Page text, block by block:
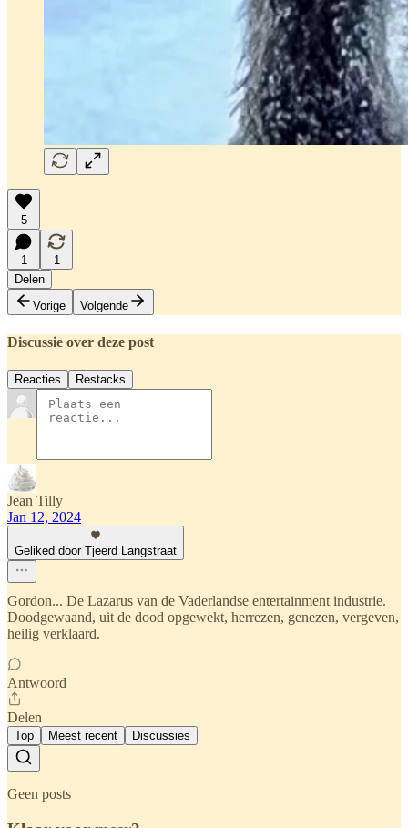
5
1
1
Delen
Vorige
Volgende
Discussie over deze post
Reacties Restacks
Jean Tilly
Jan 12, 2024
Geliked door Tjeerd Langstraat
Gordon... De Lazarus van de Vaderlandse entertainment industrie.
Doodgewaand, uit de dood opgewekt, herrezen, genezen, vergeven,
heilig verklaard.
Antwoord
Delen
Top Meest recent Discussies
Geen posts